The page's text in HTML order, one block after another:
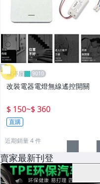
雁渟屋
改裝電器電燈無線遙控開關
$ 150~$ 360
直購
近期銷量 4 件
賣家最新刊登